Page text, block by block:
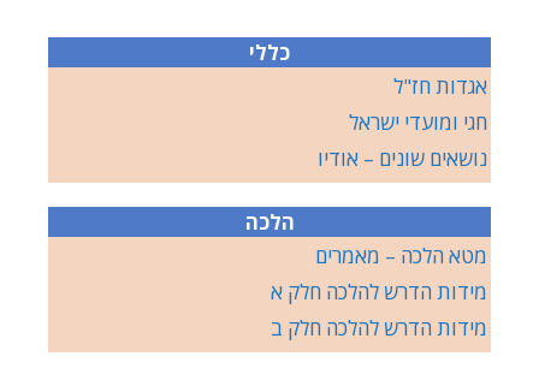
כללי
אגדות חז"ל
חגי ומועדי ישראל
נושאים שונים – אודיו
הלכה
מטא הלכה – מאמרים
מידות הדרש להלכה חלק א
מידות הדרש להלכה חלק ב